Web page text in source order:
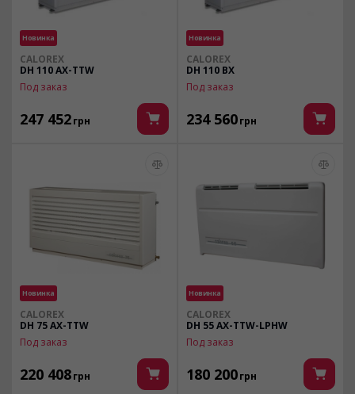
Новинка
CALOREX
DH 110 AX-TTW
Под заказ
247 452грн
Новинка
CALOREX
DH 110 ВX
Под заказ
234 560грн
Новинка
CALOREX
DH 75 AX-TTW
Под заказ
220 408грн
Новинка
CALOREX
DH 55 AX-TTW-LPHW
Под заказ
180 200грн